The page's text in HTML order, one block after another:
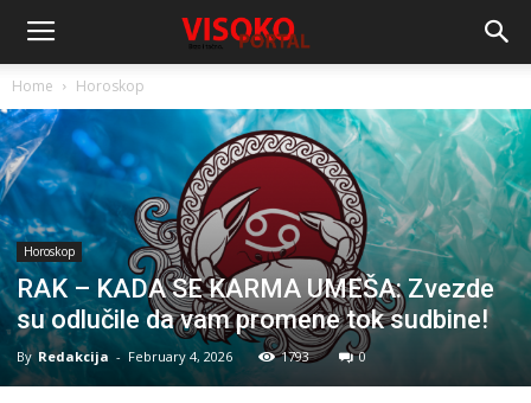
Home Horoskop
Horoskop
RAK – KADA SE KARMA UMEŠA: Zvezde
su odlučile da vam promene tok sudbine!
By Redakcija - February 4, 2026 1793 0